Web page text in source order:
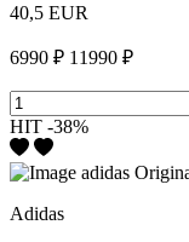
40,5 EUR
6990 ₽ 11990 ₽
HIT -38%
Adidas